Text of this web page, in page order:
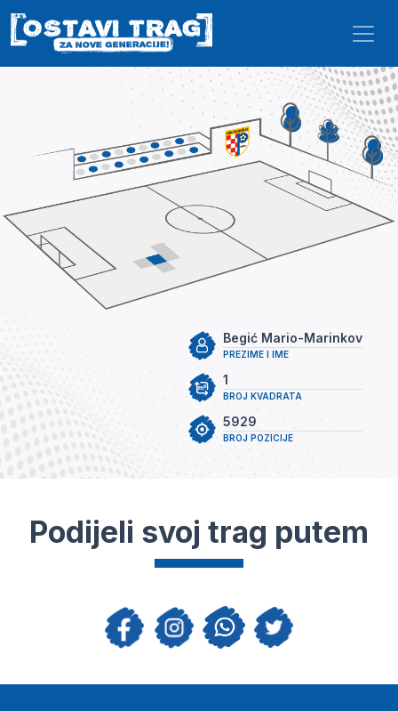
Skip to main content
PREZIME I IME
Begić Mario-Marinkov
BROJ KVADRATA
1
BROJ POZICIJE
5929
Podijeli svoj trag putem